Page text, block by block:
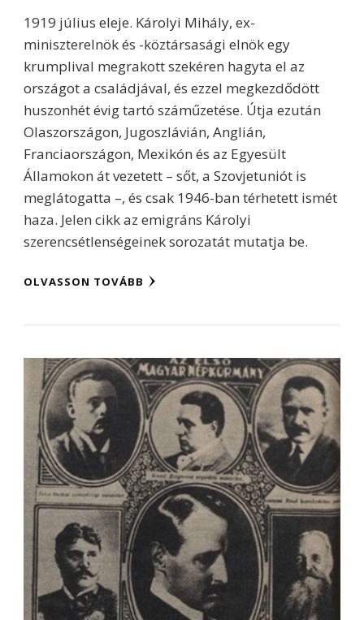
1919 július eleje. Károlyi Mihály, ex-
miniszterelnök és -köztársasági elnök egy
krumplival megrakott szekéren hagyta el az
országot a családjával, és ezzel megkezdődött
huszonhét évig tartó száműzetése. Útja ezután
Olaszországon, Jugoszlávián, Anglián,
Franciaországon, Mexikón és az Egyesült
Államokon át vezetett – sőt, a Szovjetuniót is
meglátogatta –, és csak 1946-ban térhetett ismét
haza. Jelen cikk az emigráns Károlyi
szerencsétlenségeinek sorozatát mutatja be.
OLVASSON TOVÁBB